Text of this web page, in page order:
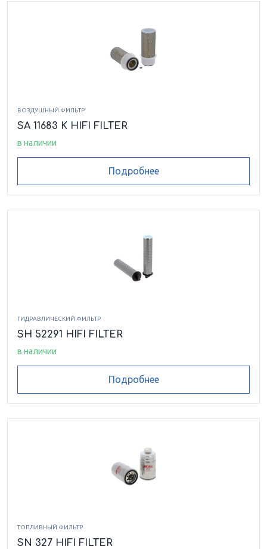
ВОЗДУШНЫЙ ФИЛЬТР
SA 11683 K HIFI FILTER
в наличии
Подробнее
ГИДРАВЛИЧЕСКИЙ ФИЛЬТР
SH 52291 HIFI FILTER
в наличии
Подробнее
ТОПЛИВНЫЙ ФИЛЬТР
SN 327 HIFI FILTER